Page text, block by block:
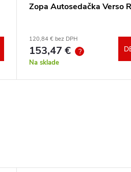
Zopa Autosedačka Verso
120,84 € bez DPH
153,47 € ?
Na sklade